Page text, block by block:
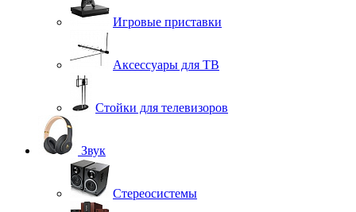
Игровые приставки
Аксессуары для ТВ
Стойки для телевизоров
Звук
Стереосистемы